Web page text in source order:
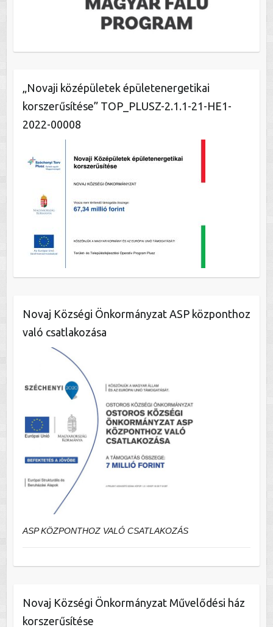
„Novaji középületek épületenergetikai
korszerűsítése” TOP_PLUSZ-2.1.1-21-HE1-
2022-00008
Novaj Községi Önkormányzat ASP központhoz
való csatlakozása
ASP KÖZPONTHOZ VALÓ CSATLAKOZÁS
Novaj Községi Önkormányzat Művelődési ház
korszerűsítése